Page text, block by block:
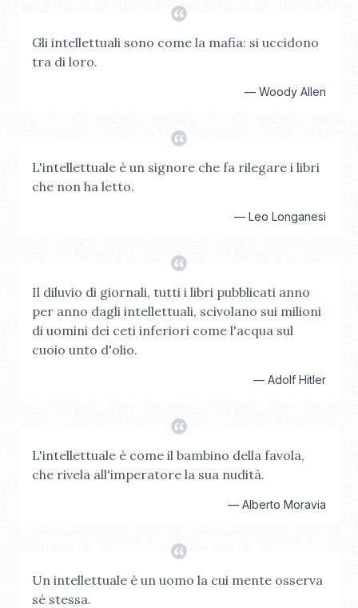
Gli intellettuali sono come la mafia: si uccidono
tra di loro.
— Woody Allen
L'intellettuale è un signore che fa rilegare i libri
che non ha letto.
— Leo Longanesi
Il diluvio di giornali, tutti i libri pubblicati anno
per anno dagli intellettuali, scivolano sui milioni
di uomini dei ceti inferiori come l'acqua sul
cuoio unto d'olio.
— Adolf Hitler
L'intellettuale è come il bambino della favola,
che rivela all'imperatore la sua nudità.
— Alberto Moravia
Un intellettuale è un uomo la cui mente osserva
sé stessa.